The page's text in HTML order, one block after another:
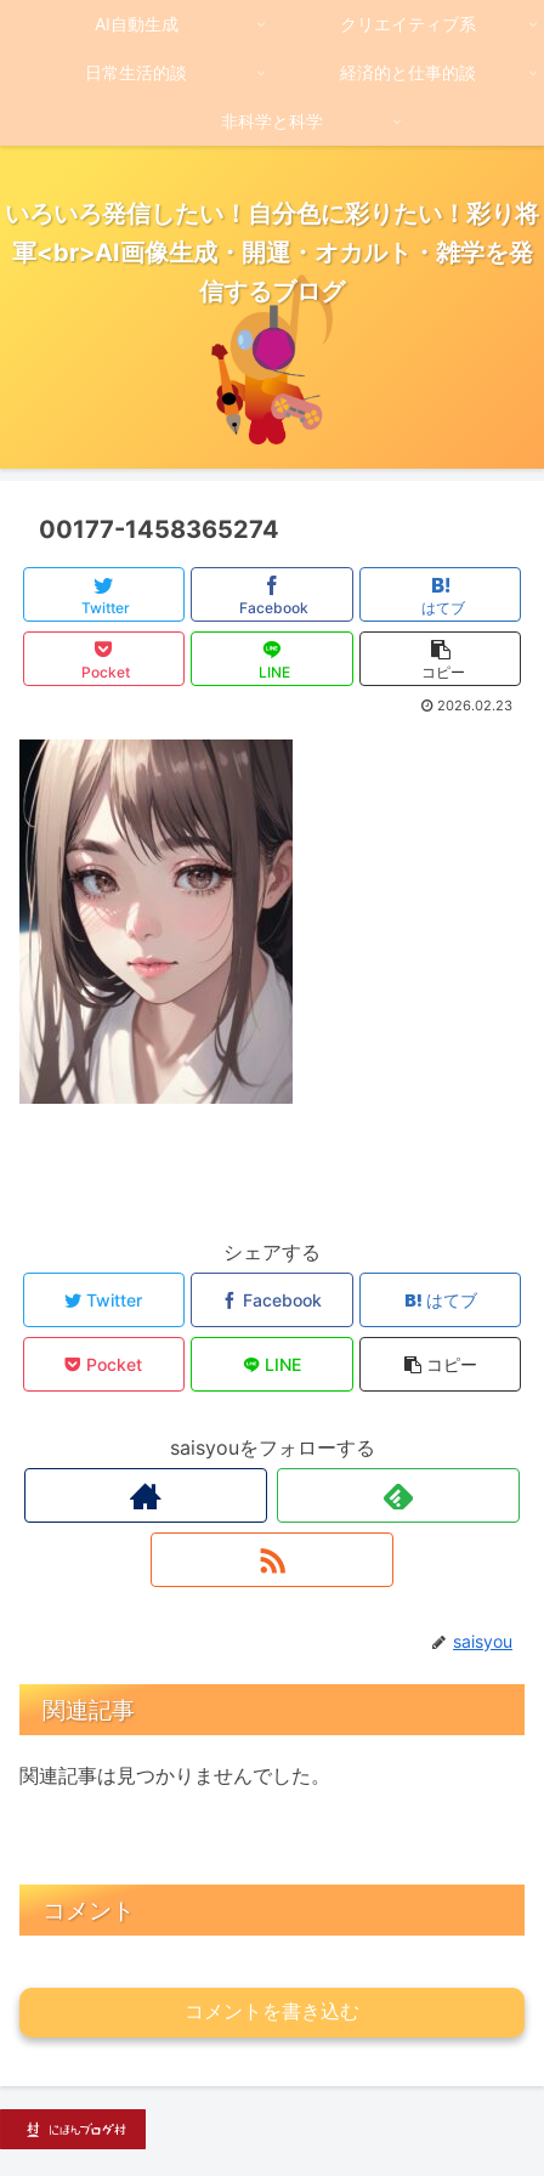
いろいろ発信したい！自分色に彩りたい！彩り将
軍<br>AI画像生成・開運・オカルト・雑学を発
信するブログ
AI自動生成 クリエイティブ系
日常生活的談 経済的と仕事的談
非科学と科学
00177-1458365274
Twitter Facebook はてブ
Pocket LINE コピー
2026.02.23
シェアする
Twitter Facebook はてブ
Pocket LINE コピー
saisyouをフォローする
saisyou
関連記事
関連記事は見つかりませんでした。
コメント
コメントを書き込む